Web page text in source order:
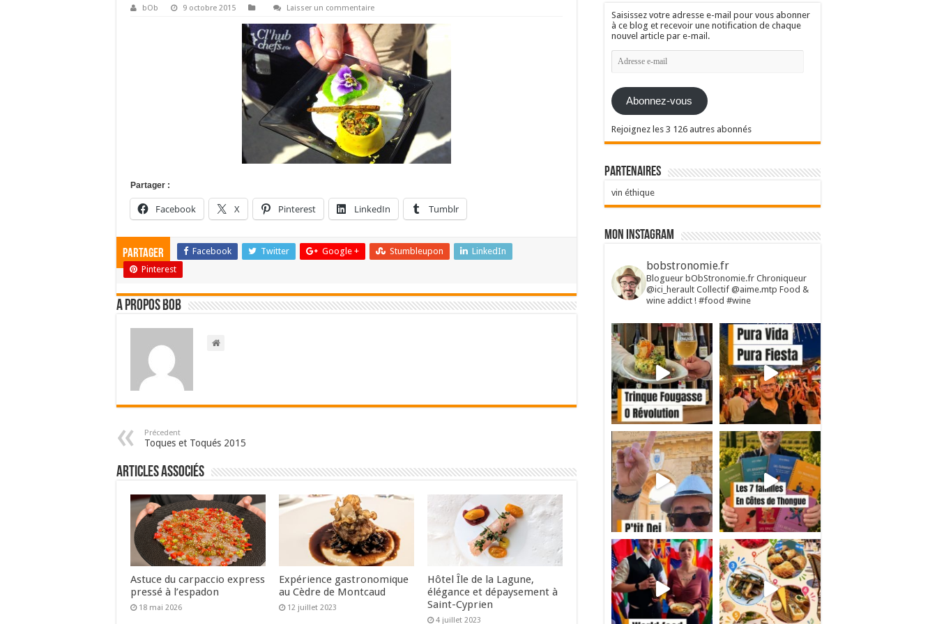
bOb 9 octobre 2015 Laisser un commentaire
Partager :
Facebook X Pinterest LinkedIn Tumblr
Partager Facebook Twitter Google + Stumbleupon
LinkedIn
Pinterest
A propos bOb
Précedent
Toques et Toqués 2015
Articles associés
Astuce du carpaccio express
pressé à l’espadon
18 mai 2026
Expérience gastronomique
au Cèdre de Montcaud
12 juillet 2023
Hôtel Île de la Lagune,
élégance et dépaysement à
Saint-Cyprien
4 juillet 2023
Saisissez votre adresse e-mail pour vous abonner
à ce blog et recevoir une notification de chaque
nouvel article par e-mail.
Adresse
e-
Abonnez-vous
Rejoignez les 3 126 autres abonnés
Partenaires
vin éthique
Mon Instagram
bobstronomie.fr
Blogueur bObStronomie.fr Chroniqueur
@ici_herault Collectif @aime.mtp Food &
wine addict ! #food #wine